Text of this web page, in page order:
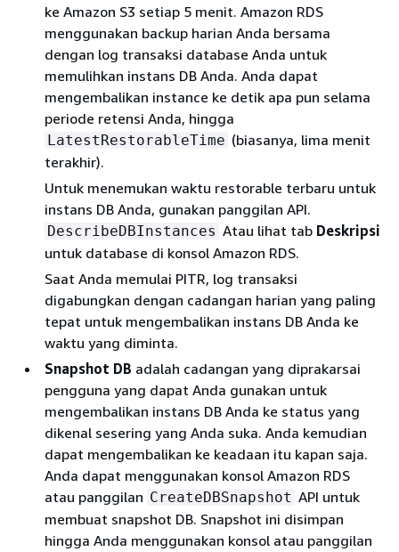
ke Amazon S3 setiap 5 menit. Amazon RDS
menggunakan backup harian Anda bersama
dengan log transaksi database Anda untuk
memulihkan instans DB Anda. Anda dapat
mengembalikan instance ke detik apa pun selama
periode retensi Anda, hingga
LatestRestorableTime (biasanya, lima menit
terakhir).
Untuk menemukan waktu restorable terbaru untuk
instans DB Anda, gunakan panggilan API.
DescribeDBInstances Atau lihat tab Deskripsi
untuk database di konsol Amazon RDS.
Saat Anda memulai PITR, log transaksi
digabungkan dengan cadangan harian yang paling
tepat untuk mengembalikan instans DB Anda ke
waktu yang diminta.
Snapshot DB adalah cadangan yang diprakarsai
pengguna yang dapat Anda gunakan untuk
mengembalikan instans DB Anda ke status yang
dikenal sesering yang Anda suka. Anda kemudian
dapat mengembalikan ke keadaan itu kapan saja.
Anda dapat menggunakan konsol Amazon RDS
atau panggilan CreateDBSnapshot API untuk
membuat snapshot DB. Snapshot ini disimpan
hingga Anda menggunakan konsol atau panggilan